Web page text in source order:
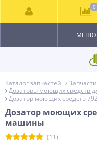
МЕНЮ
Каталог запчастей
Дозаторы моющих средств
Дозатор моющих средств
Дозатор моющих
машины
(11)
0